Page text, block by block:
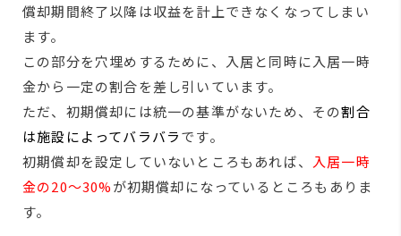
償却期間終了以降は収益を計上できなくなってしまい
ます。
この部分を穴埋めするために、入居と同時に入居一時
金から一定の割合を差し引いています。
ただ、初期償却には統一の基準がないため、その割合
は施設によってバラバラです。
初期償却を設定していないところもあれば、 入居一時
金の20～30%が初期償却になっているところもありま
す。